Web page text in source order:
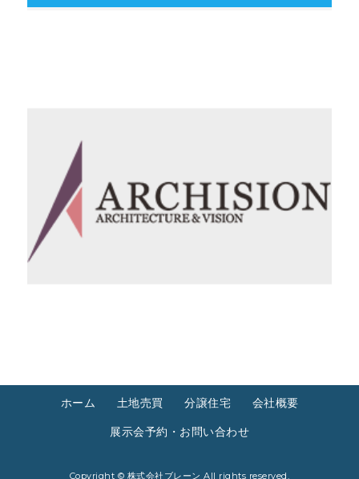
ホーム 土地売買 分譲住宅
会社概要
展示会予約・お問い合わせ
Copyright © 株式会社ブレーン All rights reserved.